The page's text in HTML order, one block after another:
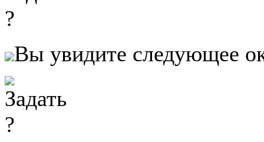
Вы увидите следующее